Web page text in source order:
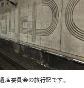
産委員会の旅行記です。